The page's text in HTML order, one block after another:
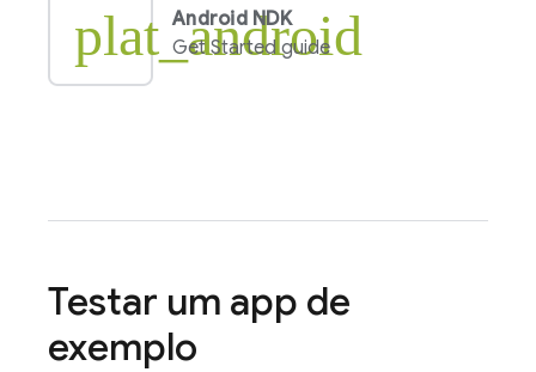
plat_android
Android NDK
Get Started guide
Testar um app de
exemplo